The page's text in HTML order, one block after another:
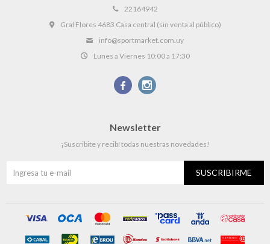
22164942
Gral Flores 4683 Casa central (sin venta al público)
info@sportmarket.com.uy
Lunes a Viernes 10:00 a 17:30
 
Newsletter
¡Suscribite y recibí todas nuestras novedades!
SUSCRIBIRME